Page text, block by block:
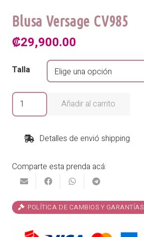
Blusa Versage CV985
₡29,900.00
Talla
Blusa
Versage
cantidad
Añadir al carrito
Detalles de envió shipping
Comparte esta prenda acá:
POLÍTICA DE CAMBIOS Y GARANTÍAS